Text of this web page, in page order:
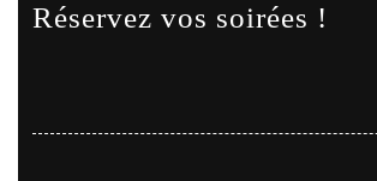
Réservez vos soirées !